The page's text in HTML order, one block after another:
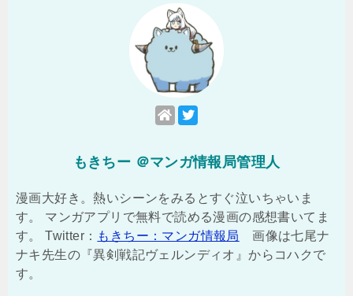
もきちー ＠マンガ情報局管理人
漫画大好き。熱いシーンをみるとすぐ泣いちゃいま
す。 マンガアプリで無料で読める漫画の感想書いてま
す。 Twitter： もきちー：マンガ情報局
画像は七尾ナ
ナキ先生の『異剣戦記ヴェルンディオ』からコハクで
す。